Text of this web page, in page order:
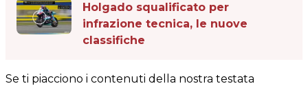
Holgado squalificato per
infrazione tecnica, le nuove
classifiche
Se ti piacciono i contenuti della nostra testata